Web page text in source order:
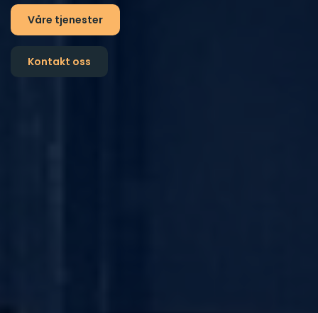
Våre tjenester
Kontakt oss